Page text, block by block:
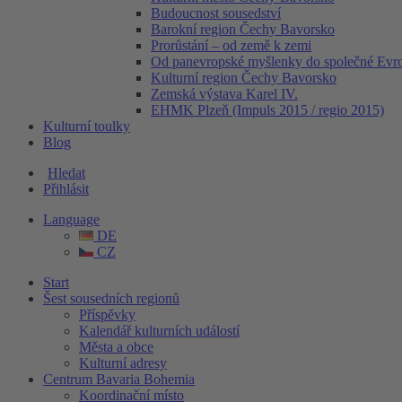
Budoucnost sousedství
Barokní region Čechy Bavorsko
Prorůstání – od země k zemi
Od panevropské myšlenky do společné
Kulturní region Čechy Bavorsko
Zemská výstava Karel IV.
EHMK Plzeň (Impuls 2015 / regio 2015)
Kulturní toulky
Blog
Hledat
Přihlásit
Language
DE
CZ
Start
Šest sousedních regionů
Příspěvky
Kalendář kulturních událostí
Města a obce
Kulturní adresy
Centrum Bavaria Bohemia
Koordinační místo